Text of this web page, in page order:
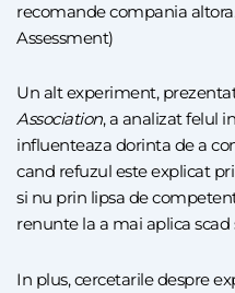
recomande compania
Assessment)
Un alt experiment,
Association, a analizat felul
influenteaza dorinta de a
cand refuzul este explicat
si nu prin lipsa de
renunte la a mai aplica scad
In plus, cercetarile despre